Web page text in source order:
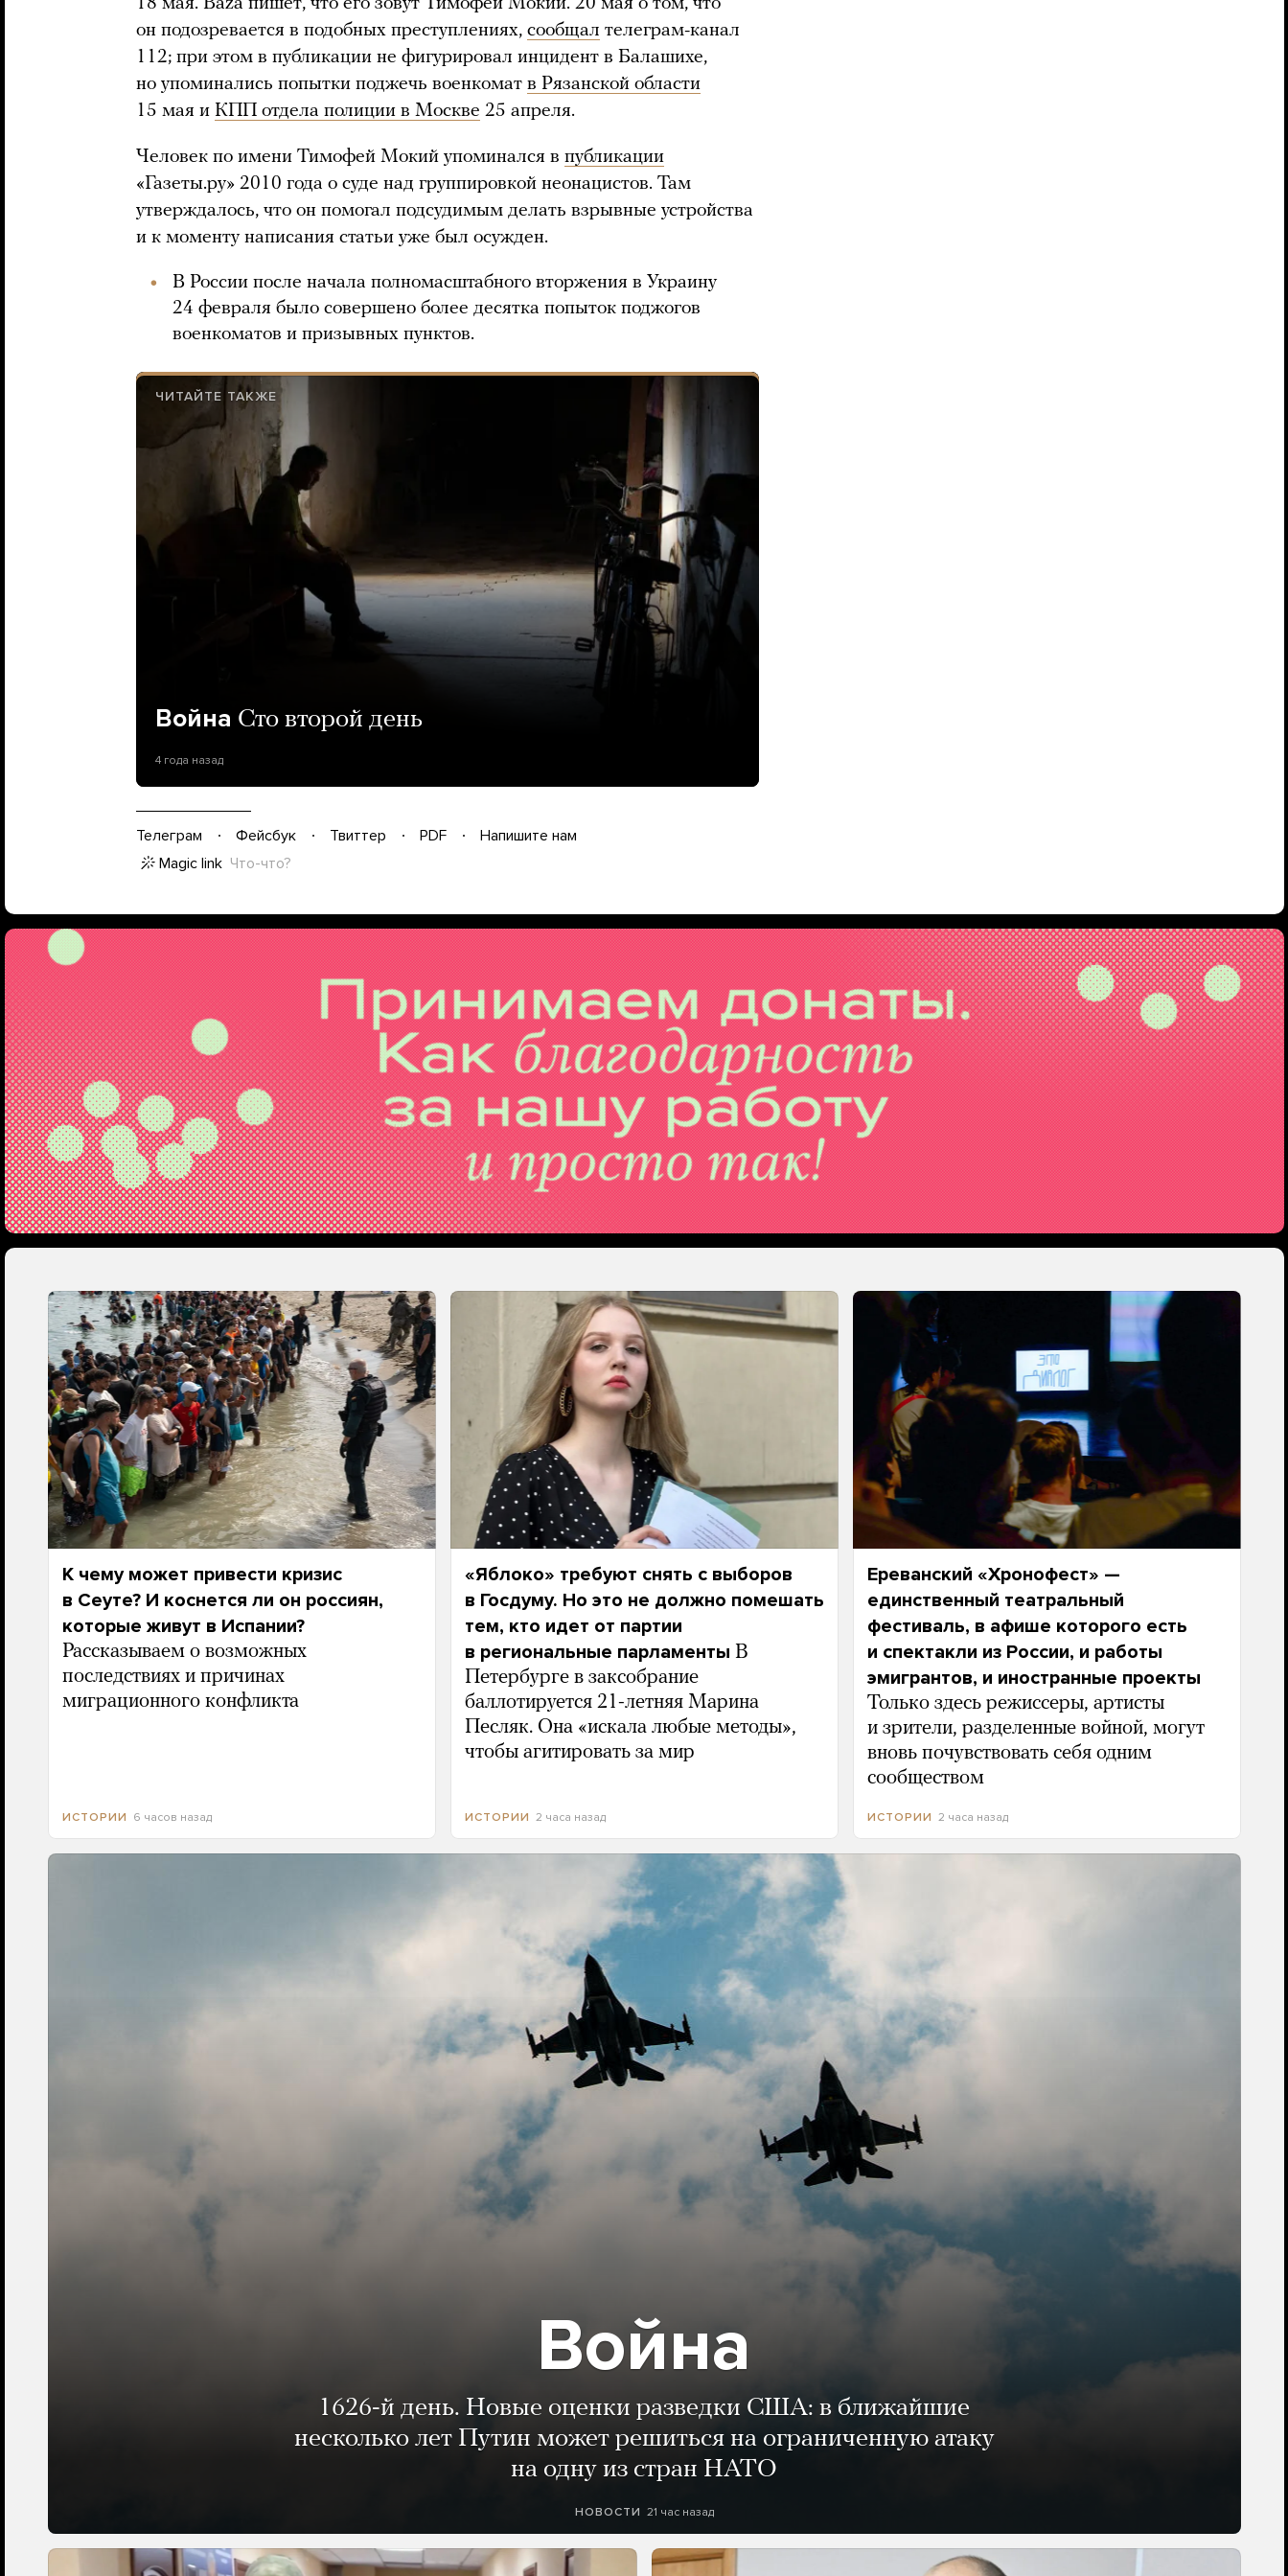
18 мая. Baza пишет, что его зовут Тимофей Мокий. 20 мая о том, что
он подозревается в подобных преступлениях, сообщал телеграм-канал
112; при этом в публикации не фигурировал инцидент в Балашихе,
но упоминались попытки поджечь военкомат в Рязанской области
15 мая и КПП отдела полиции в Москве 25 апреля.
Человек по имени Тимофей Мокий упоминался в публикации
«Газеты.ру» 2010 года о суде над группировкой неонацистов. Там
утверждалось, что он помогал подсудимым делать взрывные устройства
и к моменту написания статьи уже был осужден.
В России после начала полномасштабного вторжения в Украину
24 февраля было совершено более десятка попыток поджогов
военкоматов и призывных пунктов.
ЧИТАЙТЕ ТАКЖЕ
Война Сто второй день
4 года назад
Телеграм Фейсбук Твиттер PDF
Напишите нам
Magic link Что-что?
К чему может привести кризис
в Сеуте? И коснется ли он россиян,
которые живут в Испании?
Рассказываем о возможных
последствиях и причинах
миграционного конфликта
ИСТОРИИ 6 часов назад
«Яблоко» требуют снять с выборов
в Госдуму. Но это не должно помешать
тем, кто идет от партии
в региональные парламенты В
Петербурге в заксобрание
баллотируется 21-летняя Марина
Песляк. Она «искала любые методы»,
чтобы агитировать за мир
ИСТОРИИ 2 часа назад
Ереванский «Хронофест» —
единственный театральный
фестиваль, в афише которого есть
и спектакли из России, и работы
эмигрантов, и иностранные проекты
Только здесь режиссеры, артисты
и зрители, разделенные войной, могут
вновь почувствовать себя одним
сообществом
ИСТОРИИ 2 часа назад
Война
1626-й день. Новые оценки разведки США: в ближайшие
несколько лет Путин может решиться на ограниченную атаку
на одну из стран НАТО
НОВОСТИ 21 час назад